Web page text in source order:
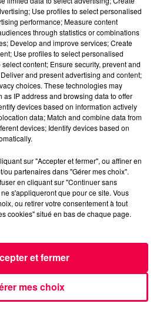
ANNIVERSAIRES.mp3
INFOS
EMISSIONS
Use profiles to select personalised
performance; Measure content
through statistics or combinations
Develop and improve services; Create
Use profiles to select personalised
content; Ensure security, prevent and
and present advertising and content;
choices. These technologies may
as IP address and browsing data to offer
devices based on information actively
data; Match and combine data from
devices; Identify devices based on
sur "Accepter et fermer", ou affiner en
partenaires dans "Gérer mes choix".
en cliquant sur "Continuer sans
s'appliqueront que pour ce site. Vous
ou retirer votre consentement à tout
cookies" situé en bas de chaque page.
mes choix
et fermer